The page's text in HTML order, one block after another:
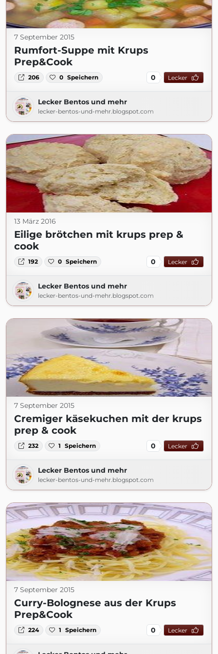
7 September 2015
Rumfort-Suppe mit Krups
Prep&Cook
206 0 Speichern 0 Lecker
Lecker Bentos und mehr
lecker-bentos-und-mehr.blogspot.com
13 März 2016
Eilige brötchen mit krups prep &
cook
192 0 Speichern 0 Lecker
Lecker Bentos und mehr
lecker-bentos-und-mehr.blogspot.com
7 September 2015
Cremiger käsekuchen mit der krups
prep & cook
232 1 Speichern 0 Lecker
Lecker Bentos und mehr
lecker-bentos-und-mehr.blogspot.com
7 September 2015
Curry-Bolognese aus der Krups
Prep&Cook
224 1 Speichern 0 Lecker